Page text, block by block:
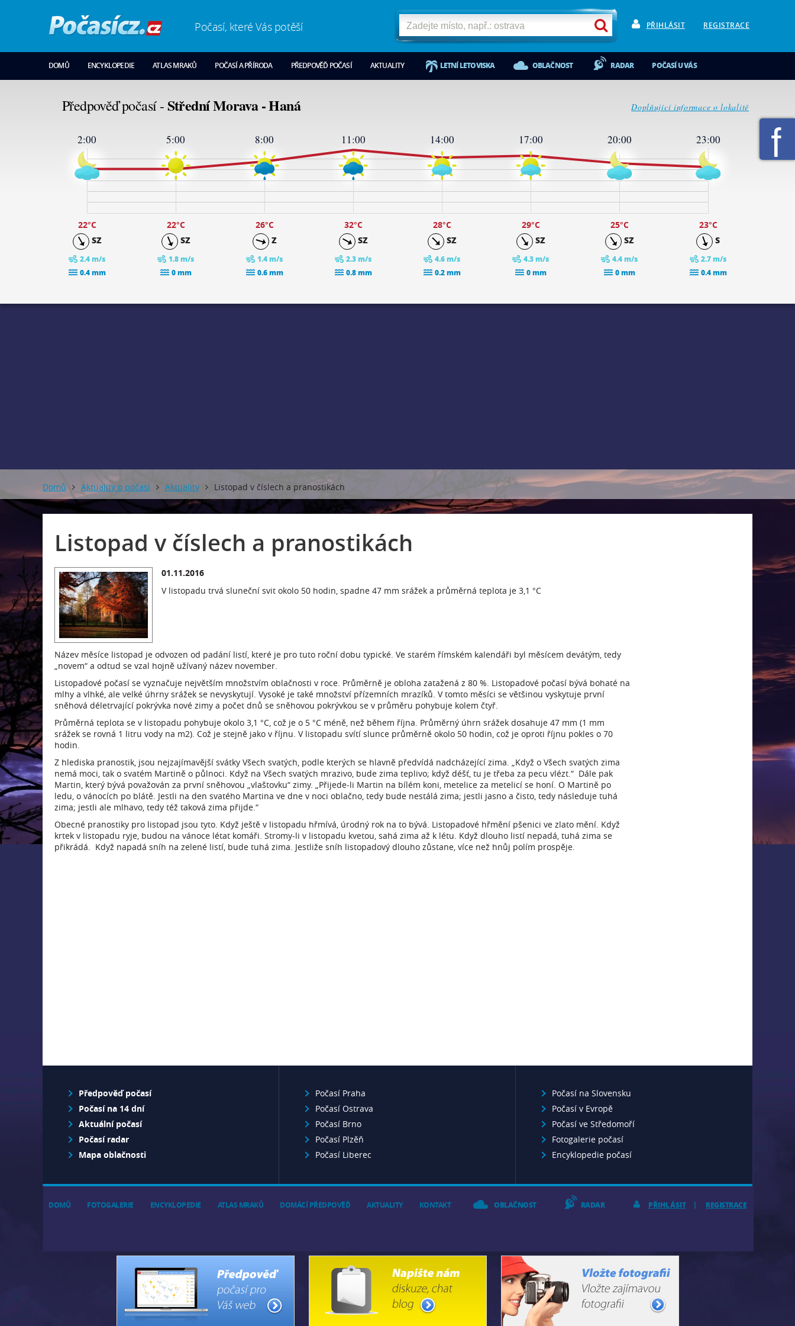
Počasí, které Vás potěší PŘIHLÁSIT REGISTRACE
DOMŮ ENCYKLOPEDIE ATLAS MRAKŮ POČASÍ A PŘÍRODA PŘEDPOVĚĎ POČASÍ AKTUALITY LETNÍ LETOVISKA OBLAČNOST RADAR POČASÍ U VÁS
Předpověď počasí -Střední Morava - Haná Doplňující informace o lokalitě
2:00
22°C
SZ
2.4 m/s
0.4 mm
5:00
22°C
SZ
1.8 m/s
0 mm
8:00
26°C
Z
1.4 m/s
0.6 mm
11:00
32°C
SZ
2.3 m/s
0.8 mm
14:00
28°C
SZ
4.6 m/s
0.2 mm
17:00
29°C
SZ
4.3 m/s
0 mm
20:00
25°C
SZ
4.4 m/s
0 mm
23:00
23°C
S
2.7 m/s
0.4 mm
33
29
23
Domů Aktuality o počasí Aktuality Listopad v číslech a pranostikách
Listopad v číslech a pranostikách
01.11.2016
V listopadu trvá sluneční svit okolo 50 hodin, spadne 47 mm srážek a průměrná teplota je 3,1 °C
Název měsíce listopad je odvozen od padání listí, které je pro tuto roční dobu typické. Ve starém římském kalendáři byl měsícem devátým, tedy
„novem“ a odtud se vzal hojně užívaný název november.
Listopadové počasí se vyznačuje největším množstvím oblačnosti v roce. Průměrně je obloha zatažená z 80 %. Listopadové počasí bývá bohaté na
mlhy a vlhké, ale velké úhrny srážek se nevyskytují. Vysoké je také množství přízemních mrazíků. V tomto měsíci se většinou vyskytuje první
sněhová déletrvající pokrývka nové zimy a počet dnů se sněhovou pokrývkou se v průměru pohybuje kolem čtyř.
Průměrná teplota se v listopadu pohybuje okolo 3,1 °C, což je o 5 °C méně, než během října. Průměrný úhrn srážek dosahuje 47 mm (1 mm
srážek se rovná 1 litru vody na m2). Což je stejně jako v říjnu. V listopadu svítí slunce průměrně okolo 50 hodin, což je oproti říjnu pokles o 70
hodin.
Z hlediska pranostik, jsou nejzajímavější svátky Všech svatých, podle kterých se hlavně předvídá nadcházející zima. „Když o Všech svatých zima
nemá moci, tak o svatém Martině o půlnoci. Když na Všech svatých mrazivo, bude zima teplivo; když déšť, tu je třeba za pecu vlézt.“ Dále pak
Martin, který bývá považován za první sněhovou „vlaštovku“ zimy. „Přijede-li Martin na bílém koni, metelice za metelicí se honí. O Martině po
ledu, o vánocích po blátě. Jestli na den svatého Martina ve dne v noci oblačno, tedy bude nestálá zima; jestli jasno a čisto, tedy následuje tuhá
zima; jestli ale mlhavo, tedy též taková zima přijde.“
Obecné pranostiky pro listopad jsou tyto. Když ještě v listopadu hřmívá, úrodný rok na to bývá. Listopadové hřmění pšenici ve zlato mění. Když
krtek v listopadu ryje, budou na vánoce létat komáři. Stromy-li v listopadu kvetou, sahá zima až k létu. Když dlouho listí nepadá, tuhá zima se
přikrádá. Když napadá sníh na zelené listí, bude tuhá zima. Jestliže sníh listopadový dlouho zůstane, více než hnůj polím prospěje.
Předpověď počasí
Počasí na 14 dní
Aktuální počasí
Počasí radar
Mapa oblačnosti
Počasí Praha
Počasí Ostrava
Počasí Brno
Počasí Plzěň
Počasí Liberec
Počasí na Slovensku
Počasí v Evropě
Počasí ve Středomoří
Fotogalerie počasí
Encyklopedie počasí
DOMŮ FOTOGALERIE ENCYKLOPEDIE ATLAS MRAKŮ DOMÁCÍ PŘEDPOVĚĎ AKTUALITY KONTAKT OBLAČNOST RADAR REGISTRACE
PŘIHLÁSIT